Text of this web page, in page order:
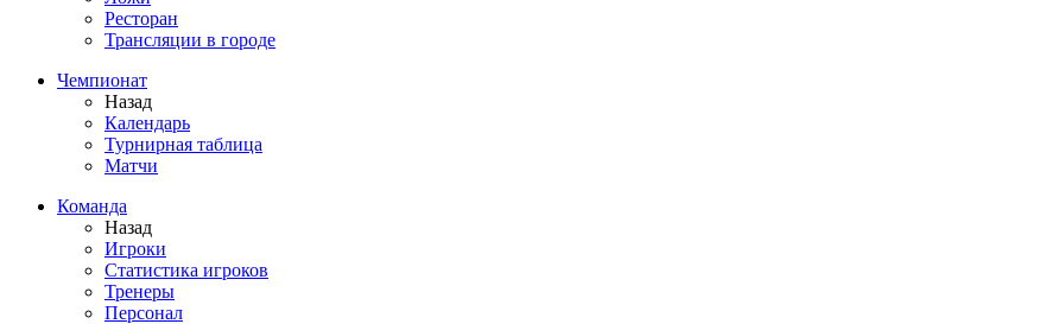
Ресторан
Трансляции в городе
Чемпионат
Назад
Календарь
Турнирная таблица
Матчи
Команда
Назад
Игроки
Статистика игроков
Тренеры
Персонал